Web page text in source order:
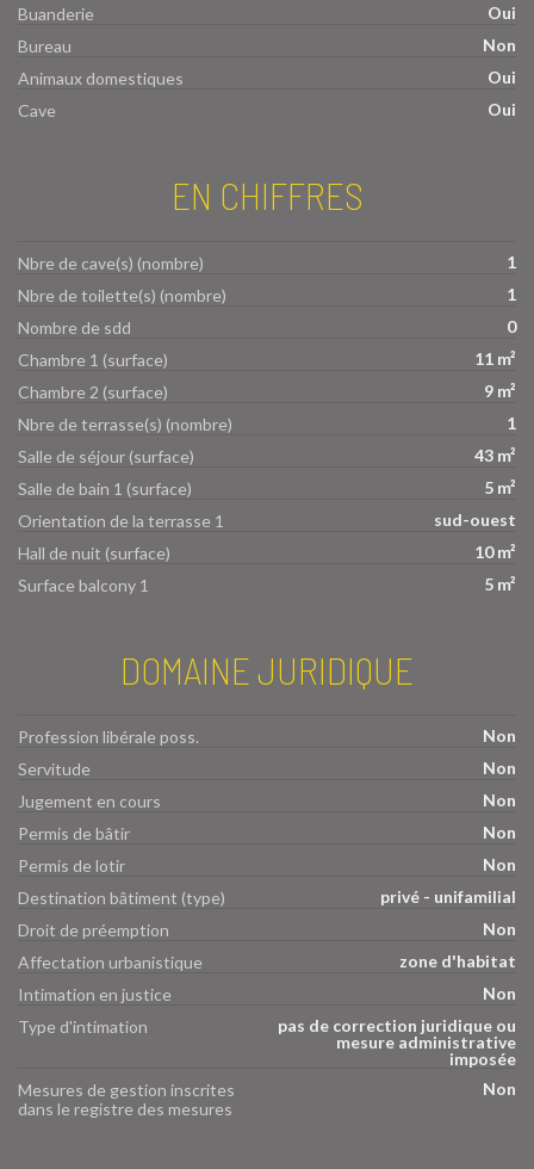
Buanderie
Oui
Bureau
Non
Animaux domestiques
Oui
Cave
Oui
EN CHIFFRES
Nbre de cave(s) (nombre)
1
Nbre de toilette(s) (nombre)
1
Nombre de sdd
0
Chambre 1 (surface)
11 m²
Chambre 2 (surface)
9 m²
Nbre de terrasse(s) (nombre)
1
Salle de séjour (surface)
43 m²
Salle de bain 1 (surface)
5 m²
Orientation de la terrasse 1
sud-ouest
Hall de nuit (surface)
10 m²
Surface balcony 1
5 m²
DOMAINE JURIDIQUE
Profession libérale poss.
Non
Servitude
Non
Jugement en cours
Non
Permis de bâtir
Non
Permis de lotir
Non
Destination bâtiment (type)
privé - unifamilial
Droit de préemption
Non
Affectation urbanistique
zone d'habitat
Intimation en justice
Non
Type d'intimation
pas de correction juridique ou
mesure administrative
imposée
Mesures de gestion inscrites
dans le registre des mesures
Non